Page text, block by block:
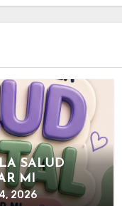
SALUD
MI
2026